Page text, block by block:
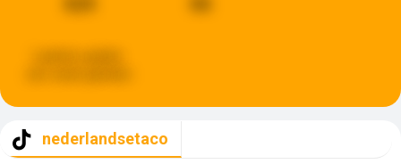
nederlandsetaco